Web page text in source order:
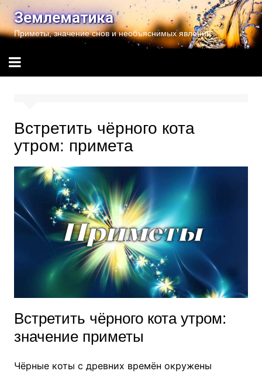
Перейти
содержимому
Землематика
Приметы, значение снов и необъяснимых явлений
Встретить чёрного кота
утром: примета
Встретить чёрного кота утром:
значение приметы
Чёрные коты с древних времён окружены